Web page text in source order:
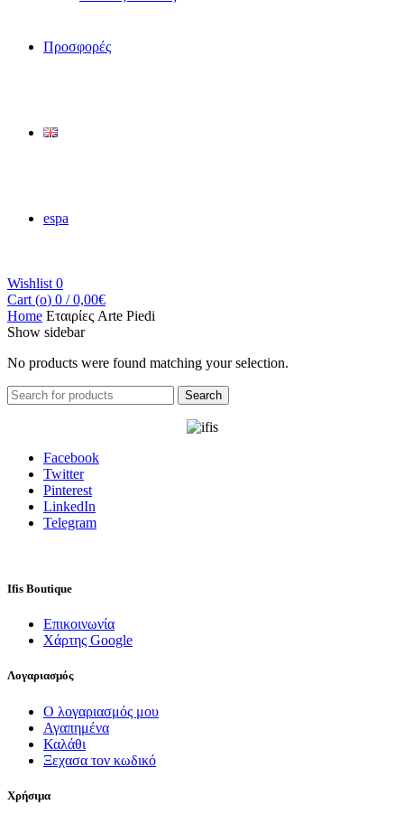
Προσφορές
espa
Wishlist 0
Cart (o) 0 / 0,00€
Home Εταιρίες Arte Piedi
Show sidebar
No products were found matching your selection.
Search
for:
Search
Facebook
Twitter
Pinterest
LinkedIn
Telegram
Ifis Boutique
Επικοινωνία
Χάρτης Google
Λογαριασμός
Ο λογαριασμός μου
Αγαπημένα
Καλάθι
Ξεχασα τον κωδικό
Χρήσιμα